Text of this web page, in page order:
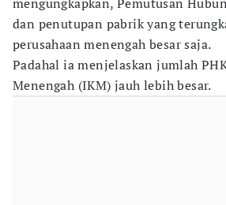
dan penutupan pabrik yang
perusahaan menengah besar saja.
Padahal ia menjelaskan jumlah
Menengah (IKM) jauh lebih besar.